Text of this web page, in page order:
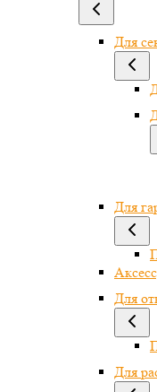
Для
Для
Для
Для